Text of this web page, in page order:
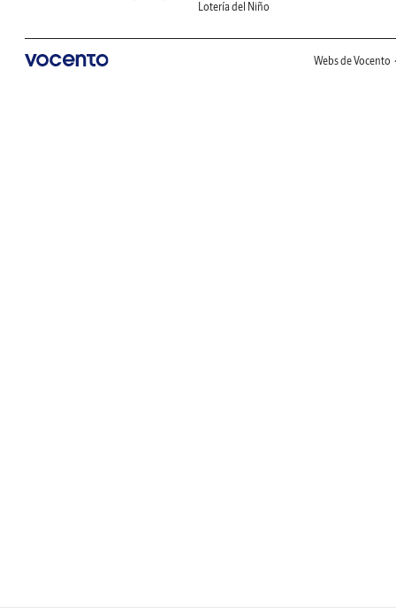
Lotería del Niño
Webs de Vocento